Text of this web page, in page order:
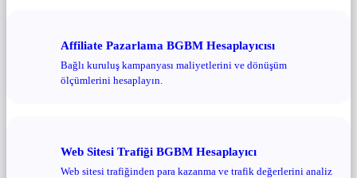
Affiliate Pazarlama BGBM Hesaplayıcısı
Bağlı kuruluş kampanyası maliyetlerini ve dönüşüm
ölçümlerini hesaplayın.
Web Sitesi Trafiği BGBM Hesaplayıcı
Web sitesi trafiğinden para kazanma ve trafik değerlerini analiz